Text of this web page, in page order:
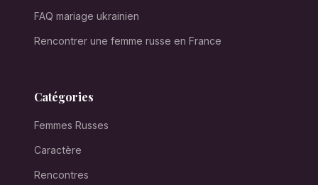
FAQ mariage ukrainien
Rencontrer une femme russe en France
Catégories
Femmes Russes
Caractère
Rencontres